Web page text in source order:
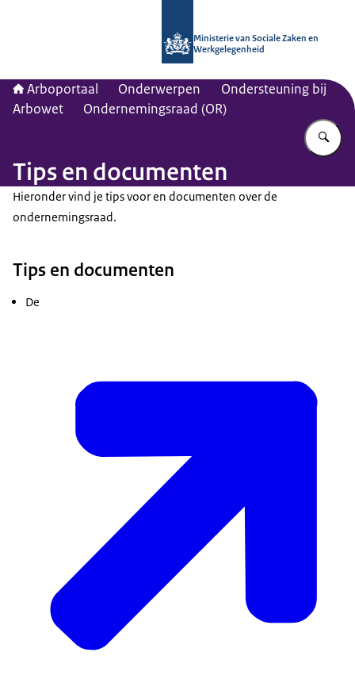
Ministerie van Sociale Zaken en
Werkgelegenheid
Arboportaal Onderwerpen
Ondersteuning bij
Arbowet
Ondernemingsraad (OR)
Tips en documenten
Hieronder vind je tips voor en documenten over de
ondernemingsraad.
Tips en documenten
De